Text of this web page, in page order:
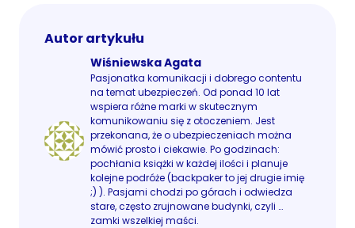
Autor artykułu
Wiśniewska Agata
Pasjonatka komunikacji i dobrego contentu
na temat ubezpieczeń. Od ponad 10 lat
wspiera różne marki w skutecznym
komunikowaniu się z otoczeniem. Jest
przekonana, że o ubezpieczeniach można
mówić prosto i ciekawie. Po godzinach:
pochłania książki w każdej ilości i planuje
kolejne podróże (backpaker to jej drugie imię
;) ). Pasjami chodzi po górach i odwiedza
stare, często zrujnowane budynki, czyli …
zamki wszelkiej maści.